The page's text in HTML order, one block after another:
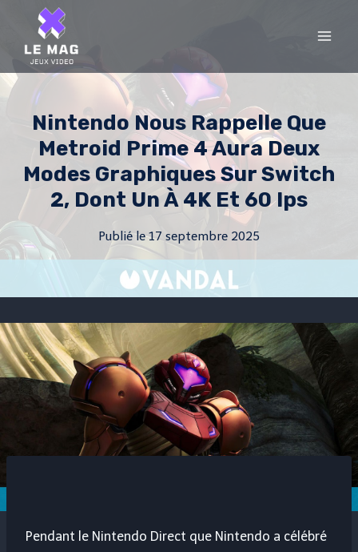
content
Nintendo Nous Rappelle Que
Metroid Prime 4 Aura Deux
Modes Graphiques Sur Switch
2, Dont Un À 4K Et 60 Ips
Publié le17 septembre 2025
Pendant le Nintendo Direct que Nintendo a célébré